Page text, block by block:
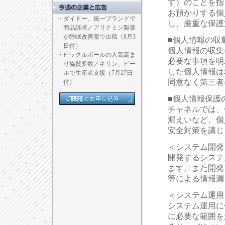
・ ダイドー、統一ブランドで
商品訴求／アリナミン製薬
が睡眠改善薬で出稿（8月3
日付）
・ ピックルボールの人気高ま
り協賛多数／キリン、ビー
ルで生産者支援（7月27日
付）
す）のことを
お預かりする
し、厳重な保
■個人情報の収
個人情報の収
必要な事項を
した個人情報
同意なく第三
■個人情報保護
チャネルでは
漏えいなど、
安全対策を講
＜システム開
開発するシス
ます。また開
等による情報
＜システム運
システム運用
に必要な範囲